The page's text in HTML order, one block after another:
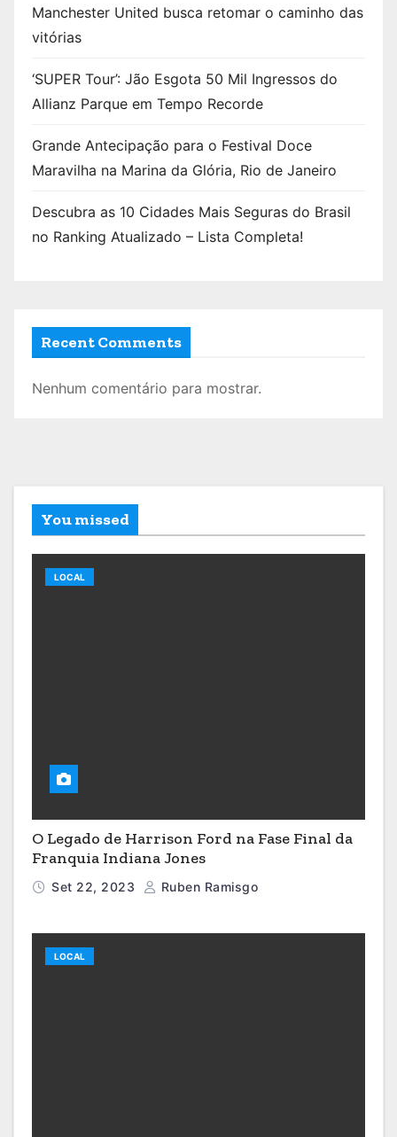
Manchester United busca retomar o caminho das
vitórias
‘SUPER Tour’: Jão Esgota 50 Mil Ingressos do
Allianz Parque em Tempo Recorde
Grande Antecipação para o Festival Doce
Maravilha na Marina da Glória, Rio de Janeiro
Descubra as 10 Cidades Mais Seguras do Brasil
no Ranking Atualizado – Lista Completa!
Recent Comments
Nenhum comentário para mostrar.
You missed
LOCAL
O Legado de Harrison Ford na Fase Final da
Franquia Indiana Jones
Set 22, 2023 Ruben Ramisgo
LOCAL